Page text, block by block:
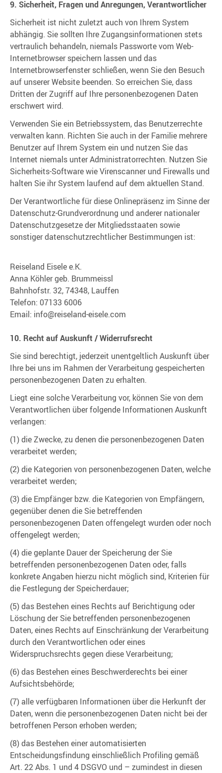
9. Sicherheit, Fragen und Anregungen, Verantwortlicher
Sicherheit ist nicht zuletzt auch von Ihrem System
abhängig. Sie sollten Ihre Zugangsinformationen stets
vertraulich behandeln, niemals Passworte vom Web-
Internetbrowser speichern lassen und das
Internetbrowserfenster schließen, wenn Sie den Besuch
auf unserer Website beenden. So erreichen Sie, dass
Dritten der Zugriff auf Ihre personenbezogenen Daten
erschwert wird.
Verwenden Sie ein Betriebssystem, das Benutzerrechte
verwalten kann. Richten Sie auch in der Familie mehrere
Benutzer auf Ihrem System ein und nutzen Sie das
Internet niemals unter Administratorrechten. Nutzen Sie
Sicherheits-Software wie Virenscanner und Firewalls und
halten Sie ihr System laufend auf dem aktuellen Stand.
Der Verantwortliche für diese Onlinepräsenz im Sinne der
Datenschutz-Grundverordnung und anderer nationaler
Datenschutzgesetze der Mitgliedsstaaten sowie
sonstiger datenschutzrechtlicher Bestimmungen ist:
Reiseland Eisele e.K.
Anna Köhler geb. Brummeissl
Bahnhofstr. 32, 74348, Lauffen
Telefon: 07133 6006
Email: info@reiseland-eisele.com
10. Recht auf Auskunft / Widerrufsrecht
Sie sind berechtigt, jederzeit unentgeltlich Auskunft über
Ihre bei uns im Rahmen der Verarbeitung gespeicherten
personenbezogenen Daten zu erhalten.
Liegt eine solche Verarbeitung vor, können Sie von dem
Verantwortlichen über folgende Informationen Auskunft
verlangen:
(1) die Zwecke, zu denen die personenbezogenen Daten
verarbeitet werden;
(2) die Kategorien von personenbezogenen Daten, welche
verarbeitet werden;
(3) die Empfänger bzw. die Kategorien von Empfängern,
gegenüber denen die Sie betreffenden
personenbezogenen Daten offengelegt wurden oder noch
offengelegt werden;
(4) die geplante Dauer der Speicherung der Sie
betreffenden personenbezogenen Daten oder, falls
konkrete Angaben hierzu nicht möglich sind, Kriterien für
die Festlegung der Speicherdauer;
(5) das Bestehen eines Rechts auf Berichtigung oder
Löschung der Sie betreffenden personenbezogenen
Daten, eines Rechts auf Einschränkung der Verarbeitung
durch den Verantwortlichen oder eines
Widerspruchsrechts gegen diese Verarbeitung;
(6) das Bestehen eines Beschwerderechts bei einer
Aufsichtsbehörde;
(7) alle verfügbaren Informationen über die Herkunft der
Daten, wenn die personenbezogenen Daten nicht bei der
betroffenen Person erhoben werden;
(8) das Bestehen einer automatisierten
Entscheidungsfindung einschließlich Profiling gemäß
Art. 22 Abs. 1 und 4 DSGVO und – zumindest in diesen